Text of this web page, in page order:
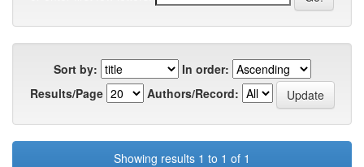
Sort by:
In order:
Results/Page
Authors/Record:
Showing results 1 to 1 of 1